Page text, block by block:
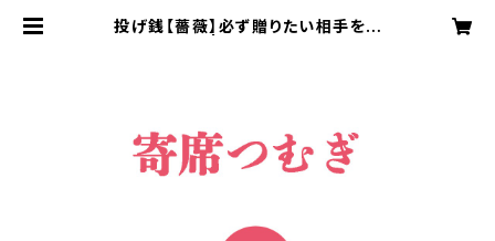
投げ銭【薔薇】必ず贈りたい相手をご